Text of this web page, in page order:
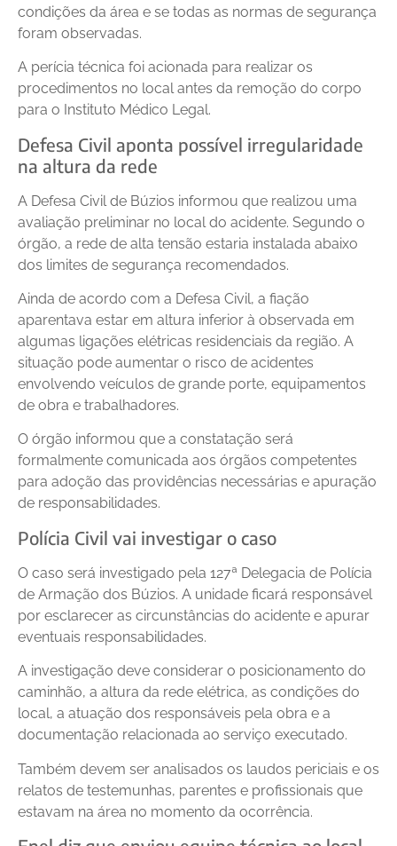
condições da área e se todas as normas de segurança
foram observadas.
A perícia técnica foi acionada para realizar os
procedimentos no local antes da remoção do corpo
para o Instituto Médico Legal.
Defesa Civil aponta possível irregularidade
na altura da rede
A Defesa Civil de Búzios informou que realizou uma
avaliação preliminar no local do acidente. Segundo o
órgão, a rede de alta tensão estaria instalada abaixo
dos limites de segurança recomendados.
Ainda de acordo com a Defesa Civil, a fiação
aparentava estar em altura inferior à observada em
algumas ligações elétricas residenciais da região. A
situação pode aumentar o risco de acidentes
envolvendo veículos de grande porte, equipamentos
de obra e trabalhadores.
O órgão informou que a constatação será
formalmente comunicada aos órgãos competentes
para adoção das providências necessárias e apuração
de responsabilidades.
Polícia Civil vai investigar o caso
O caso será investigado pela 127ª Delegacia de Polícia
de Armação dos Búzios. A unidade ficará responsável
por esclarecer as circunstâncias do acidente e apurar
eventuais responsabilidades.
A investigação deve considerar o posicionamento do
caminhão, a altura da rede elétrica, as condições do
local, a atuação dos responsáveis pela obra e a
documentação relacionada ao serviço executado.
Também devem ser analisados os laudos periciais e os
relatos de testemunhas, parentes e profissionais que
estavam na área no momento da ocorrência.